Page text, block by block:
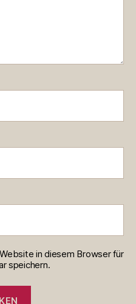
in diesem Browser für
speichern.